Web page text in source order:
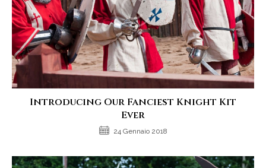
Introducing Our Fanciest Knight Kit
Ever
24 Gennaio 2018